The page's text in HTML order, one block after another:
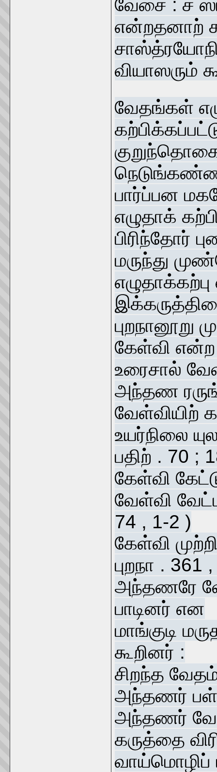
வேசை : ச
என்றதனாற்
வியாஸரும்
வேதங்கள்
பார்ப்பன
எழுதாக்
பிரிந்தோர்
மருந்து
புறநானூறு
கேள்வி என்ற
உரைசால்
அந்தண
வேள்வியிற்
உயர்நிலை
பதிற் . 70 ;
கேள்வி
வேள்வி
74 , 1-2 )
கேள்வி
புறநா . 361
அந்தணரே
பாடினர் என
மாங்குடி
கூறினர் :
சிறந்த
அந்தணர்
அந்தணர்
கருத்தை
வாய்மொழிப்